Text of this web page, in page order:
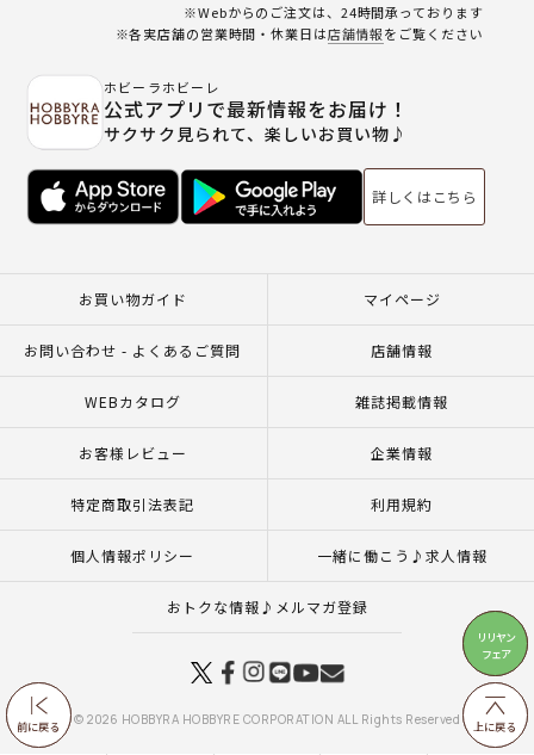
前に戻る
リリヤン
フェア
上に戻る
前に戻る
リリヤン
フェア
上に戻る
※Webからのご注文は、24時間承っております
※各実店舗の営業時間・休業日は店舗情報をご覧ください
ホビーラホビーレ
公式アプリで最新情報をお届け！
サクサク見られて、楽しいお買い物♪
詳しくはこちら
お買い物ガイド マイページ
お問い合わせ - よくあるご質問 店舗情報
WEBカタログ 雑誌掲載情報
お客様レビュー 企業情報
特定商取引法表記 利用規約
個人情報ポリシー 一緒に働こう♪求人情報
おトクな情報♪メルマガ登録
© 2026 HOBBYRA HOBBYRE CORPORATION ALL Rights Reserved